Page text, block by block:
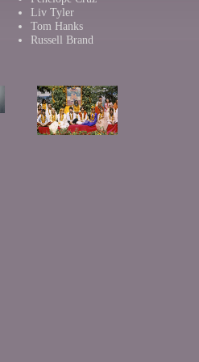
Liv Tyler
Tom Hanks
Russell Brand